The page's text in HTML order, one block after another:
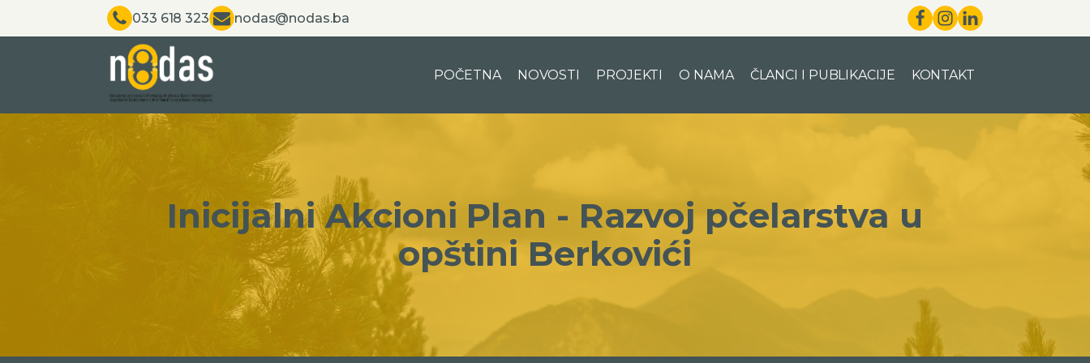
033 618 323 nodas@nodas.ba
POČETNA NOVOSTI PROJEKTI O NAMA ČLANCI I PUBLIKACIJE KONTAKT
Inicijalni Akcioni Plan - Razvoj pčelarstva u
opštini Berkovići